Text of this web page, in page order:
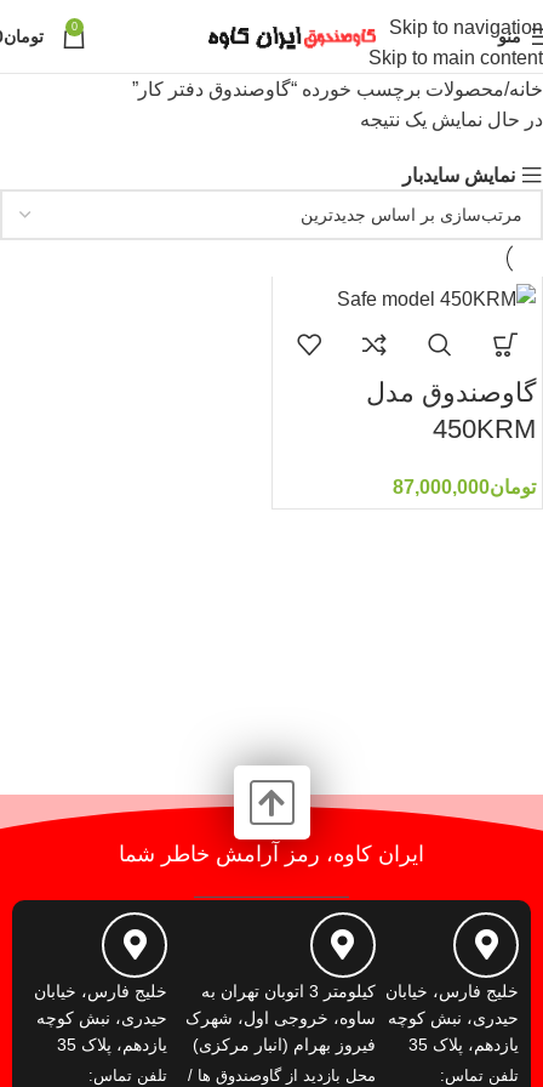
Skip to navigation
Skip to main content
منو 0 تومان
خانه محصولات برچسب خورده “گاوصندوق دفتر کار”
در حال نمایش یک نتیجه
نمایش سایدبار
گاوصندوق مدل
450KRM
تومان87,000,000
ایران کاوه، رمز آرامش خاطر شما
خلیج فارس، خیابان
حیدری، نبش کوچه
یازدهم، پلاک 35
تلفن تماس:
کیلومتر 3 اتوبان تهران به
ساوه، خروجی اول، شهرک
فیروز بهرام (انبار مرکزی)
محل بازدید از گاوصندوق ها /
خلیج فارس، خیابان
حیدری، نبش کوچه
یازدهم، پلاک 35
تلفن تماس: